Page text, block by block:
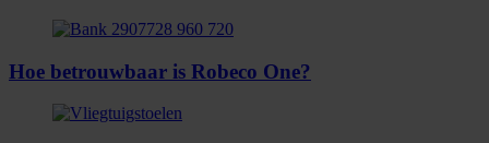
Hoe betrouwbaar is Robeco One?